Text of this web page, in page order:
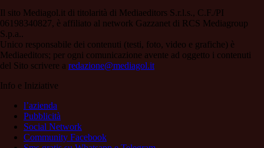
Il sito Mediagol.it di titolarità di Mediaeditors S.r.l.s., C.F./PI
06198340827, è affiliato al network Gazzanet di RCS Mediagroup
S.p.a..
Unico responsabile dei contenuti (testi, foto, video e grafiche) è
Mediaeditors; per ogni comunicazione avente ad oggetto i contenuti
del Sito scrivere a redazione@mediagol.it
Info e Iniziative
l’azienda
Pubblicità
Social Network
Community Facebook